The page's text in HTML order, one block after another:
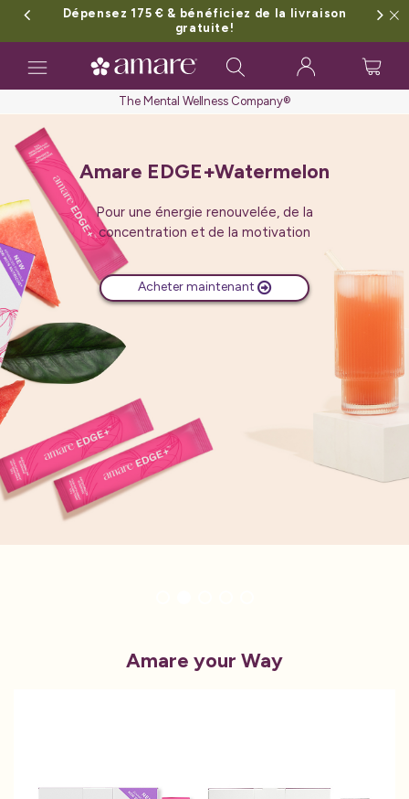
Dépensez 175 € & bénéficiez de la livraison
gratuite!
Toggle
navigation
The Mental Wellness Company®
Amare EDGE+Watermelon
Pour une énergie renouvelée, de la
concentration et de la motivation
Acheter maintenant
Amare your Way